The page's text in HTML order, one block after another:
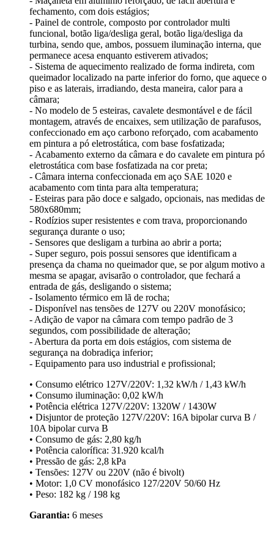
fechamento, com dois estágios;
- Painel de controle, composto por controlador multi
funcional, botão liga/desliga geral, botão liga/desliga da
turbina, sendo que, ambos, possuem iluminação interna, que
permanece acesa enquanto estiverem ativados;
- Sistema de aquecimento realizado de forma indireta, com
queimador localizado na parte inferior do forno, que aquece o
piso e as laterais, irradiando, desta maneira, calor para a
câmara;
- No modelo de 5 esteiras, cavalete desmontável e de fácil
montagem, através de encaixes, sem utilização de parafusos,
confeccionado em aço carbono reforçado, com acabamento
em pintura a pó eletrostática, com base fosfatizada;
- Acabamento externo da câmara e do cavalete em pintura pó
eletrostática com base fosfatizada na cor preta;
- Câmara interna confeccionada em aço SAE 1020 e
acabamento com tinta para alta temperatura;
- Esteiras para pão doce e salgado, opcionais, nas medidas de
580x680mm;
- Rodízios super resistentes e com trava, proporcionando
segurança durante o uso;
- Sensores que desligam a turbina ao abrir a porta;
- Super seguro, pois possui sensores que identificam a
presença da chama no queimador que, se por algum motivo a
mesma se apagar, avisarão o controlador, que fechará a
entrada de gás, desligando o sistema;
- Isolamento térmico em lã de rocha;
- Disponível nas tensões de 127V ou 220V monofásico;
- Adição de vapor na câmara com tempo padrão de 3
segundos, com possibilidade de alteração;
- Abertura da porta em dois estágios, com sistema de
segurança na dobradiça inferior;
- Equipamento para uso industrial e profissional;
• Consumo elétrico 127V/220V: 1,32 kW/h / 1,43 kW/h
• Consumo iluminação: 0,02 kW/h
• Potência elétrica 127V/220V: 1320W / 1430W
• Disjuntor de proteção 127V/220V: 16A bipolar curva B /
10A bipolar curva B
• Consumo de gás: 2,80 kg/h
• Potência calorífica: 31.920 kcal/h
• Pressão de gás: 2,8 kPa
• Tensões: 127V ou 220V (não é bivolt)
• Motor: 1,0 CV monofásico 127/220V 50/60 Hz
• Peso: 182 kg / 198 kg
Garantia: 6 meses